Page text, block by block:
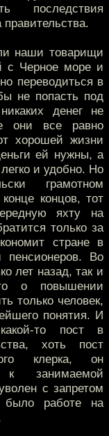
последствия
правительства.
наши товарищи
с Черное море и
переводиться в
не попасть под
денег не
они все равно
хорошей жизни
ей нужны, а
и удобно. Но
грамотном
концов, тот
яхту на
только за
стране в
пенсионеров. Во
лет назад, так и
о повышении
только человек,
понятия. И
то пост в
хоть пост
клерка, он
к занимаемой
с запретом
работе на